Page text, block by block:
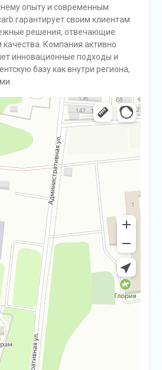
опыту и современным
гарантирует своим клиентам
решения, отвечающие
Компания активно
инновационные подходы и
базу как внутри региона,